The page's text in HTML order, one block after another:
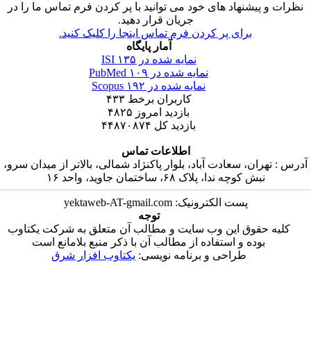
های خود می توانید با پر کردن فرم تماس ما را در
پر کردن فرم تماس اینجا را کلیک کنید.
۱۳۵
۱۰۹
۱۹۲
۴۳۳
۴۸۲۵
۴۴۸۷۰۸۷۴
آباد، بلوار پاکنژاد شمالی، بالاتر از میدان سرو،
۶۸، ساختمان جاوید، واحد ۱۶
وب سایت و مطالب آن متعلق به شرکت یکتاوب
از مطالب آن با ذکر منبع بلامانع است
و برنامه نویسی: یکتاوب افزار شرق